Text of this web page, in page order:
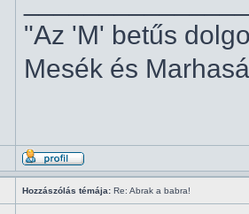
"Az 'M' betűs
Mesék és
Hozzászólás témája: Re: Abrak a babra!